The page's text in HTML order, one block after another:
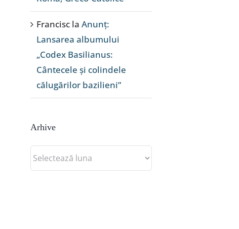
Francisc la Anunț:
Lansarea albumului
„Codex Basilianus:
Cântecele și colindele
călugărilor bazilieni”
Arhive
Arhive